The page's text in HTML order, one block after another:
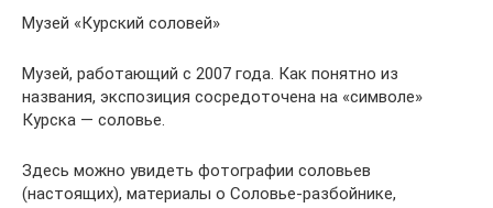
Музей «Курский соловей»
Музей, работающий с 2007 года. Как понятно из
названия, экспозиция сосредоточена на «символе»
Курска — соловье.
Здесь можно увидеть фотографии соловьев
(настоящих), материалы о Соловье-разбойнике,